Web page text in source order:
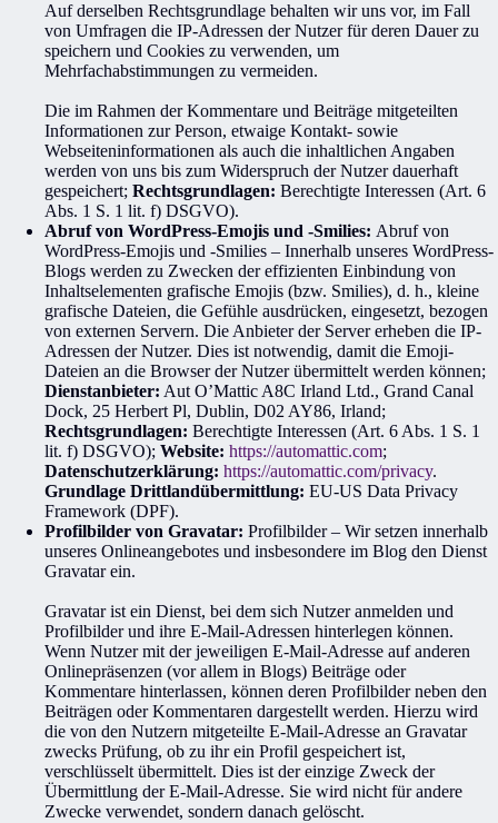
Auf derselben Rechtsgrundlage behalten wir uns vor, im Fall
von Umfragen die IP-Adressen der Nutzer für deren Dauer zu
speichern und Cookies zu verwenden, um
Mehrfachabstimmungen zu vermeiden.
Die im Rahmen der Kommentare und Beiträge mitgeteilten
Informationen zur Person, etwaige Kontakt- sowie
Webseiteninformationen als auch die inhaltlichen Angaben
werden von uns bis zum Widerspruch der Nutzer dauerhaft
gespeichert; Rechtsgrundlagen: Berechtigte Interessen (Art. 6
Abs. 1 S. 1 lit. f) DSGVO).
Abruf von WordPress-Emojis und -Smilies: Abruf von
WordPress-Emojis und -Smilies – Innerhalb unseres WordPress-
Blogs werden zu Zwecken der effizienten Einbindung von
Inhaltselementen grafische Emojis (bzw. Smilies), d. h., kleine
grafische Dateien, die Gefühle ausdrücken, eingesetzt, bezogen
von externen Servern. Die Anbieter der Server erheben die IP-
Adressen der Nutzer. Dies ist notwendig, damit die Emoji-
Dateien an die Browser der Nutzer übermittelt werden können;
Dienstanbieter: Aut O’Mattic A8C Irland Ltd., Grand Canal
Dock, 25 Herbert Pl, Dublin, D02 AY86, Irland;
Rechtsgrundlagen: Berechtigte Interessen (Art. 6 Abs. 1 S. 1
lit. f) DSGVO); Website: https://automattic.com;
Datenschutzerklärung: https://automattic.com/privacy.
Grundlage Drittlandübermittlung: EU-US Data Privacy
Framework (DPF).
Profilbilder von Gravatar: Profilbilder – Wir setzen innerhalb
unseres Onlineangebotes und insbesondere im Blog den Dienst
Gravatar ein.
Gravatar ist ein Dienst, bei dem sich Nutzer anmelden und
Profilbilder und ihre E-Mail-Adressen hinterlegen können.
Wenn Nutzer mit der jeweiligen E-Mail-Adresse auf anderen
Onlinepräsenzen (vor allem in Blogs) Beiträge oder
Kommentare hinterlassen, können deren Profilbilder neben den
Beiträgen oder Kommentaren dargestellt werden. Hierzu wird
die von den Nutzern mitgeteilte E-Mail-Adresse an Gravatar
zwecks Prüfung, ob zu ihr ein Profil gespeichert ist,
verschlüsselt übermittelt. Dies ist der einzige Zweck der
Übermittlung der E-Mail-Adresse. Sie wird nicht für andere
Zwecke verwendet, sondern danach gelöscht.